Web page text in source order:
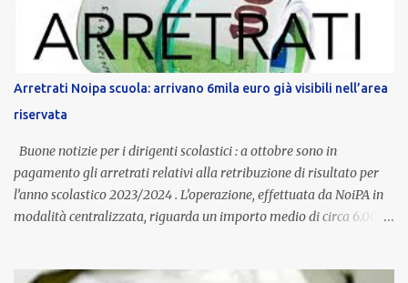
supporto in situazioni delicate. L’indennità provinciale per i docenti
è un unicum in Italia: si tratta di una misura esclusiva della
Provincia autonoma di Bolzano, che integra in maniera stabile lo
stipendio nazionale grazie alle prerogative garantite
dall’autonomia locale. Non è un bonus temporaneo né un
compenso accessorio, ma una voce strutturale di retribuzione,
aggiornata periodicamente in base al cost...
Arretrati Noipa scuola: arrivano 6mila euro già visibili nell’area
riservata
Buone notizie per i dirigenti scolastici : a ottobre sono in
pagamento gli arretrati relativi alla retribuzione di risultato per
l’anno scolastico 2023/2024 . L’operazione, effettuata da NoiPA in
modalità centralizzata, riguarda un importo medio di circa 6.000